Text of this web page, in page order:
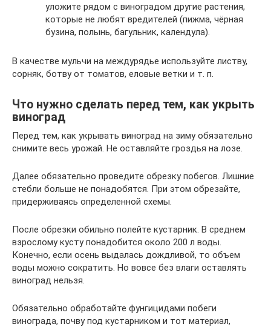
уложите рядом с виноградом другие растения,
которые не любят вредителей (пижма, чёрная
бузина, полынь, багульник, календула).
В качестве мульчи на междурядье используйте листву,
сорняк, ботву от томатов, еловые ветки и т. п.
Что нужно сделать перед тем, как укрыть
виноград
Перед тем, как укрывать виноград на зиму обязательно
снимите весь урожай. Не оставляйте гроздья на лозе.
Далее обязательно проведите обрезку побегов. Лишние
стебли больше не понадобятся. При этом обрезайте,
придерживаясь определенной схемы.
После обрезки обильно полейте кустарник. В среднем
взрослому кусту понадобится около 200 л воды.
Конечно, если осень выдалась дождливой, то объем
воды можно сократить. Но вовсе без влаги оставлять
виноград нельзя.
Обязательно обработайте фунгицидами побеги
винограда, почву под кустарником и тот материал,